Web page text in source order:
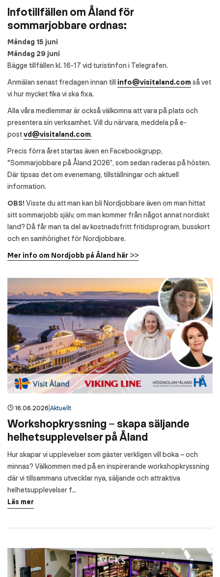
Infotillfällen om Åland för
sommarjobbare ordnas:
Måndag 15 juni
Måndag 29 juni
Bägge tillfällen kl. 16-17 vid turistinfon i Telegrafen.
Anmälan senast fredagen innan till info@visitaland.com så vet
vi hur mycket fika vi ska fixa.
Alla våra medlemmar är också välkomna att vara på plats och
presentera sin verksamhet. Vill du närvara, meddela på e-
postvd@visitaland.com.
Precis förra året startas även en Facebookgrupp,
“Sommarjobbare på Åland 2026”, som sedan raderas på hösten.
Där tipsas det om evenemang, tillställningar och aktuell
information.
OBS! Visste du att man kan bli Nordjobbare även om man hittat
sitt sommarjobb själv, om man kommer från något annat nordiskt
land? Då får man ta del av kostnadsfritt fritidsprogram, busskort
och en samhörighet för Nordjobbare.
Mer info om Nordjobb på Åland här >>
16.06.2026 Aktuellt
Workshopkryssning – skapa säljande
helhetsupplevelser på Åland
Hur skapar vi upplevelser som gäster verkligen vill boka – och
minnas? Välkommen med på en inspirerande workshopkryssning
där vi tillsammans utvecklar nya, säljande och attraktiva
helhetsupplevelser f…
Läs mer